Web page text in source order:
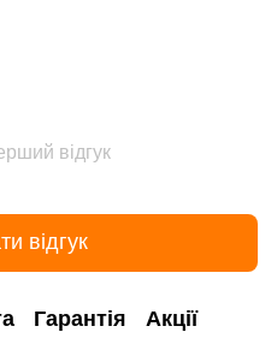
відгук
відгук
Гарантія Акції